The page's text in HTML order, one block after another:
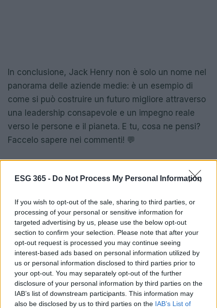
ESG 365 - Do Not Process My Personal Information
If you wish to opt-out of the sale, sharing to third parties, or
processing of your personal or sensitive information for
targeted advertising by us, please use the below opt-out
section to confirm your selection. Please note that after your
opt-out request is processed you may continue seeing
interest-based ads based on personal information utilized by
us or personal information disclosed to third parties prior to
your opt-out. You may separately opt-out of the further
disclosure of your personal information by third parties on the
IAB’s list of downstream participants. This information may
also be disclosed by us to third parties on the IAB’s List of
In conclusione, Jack Henry non è solo un nome nel
panorama delle aziende medie: è un esempio di
come si può costruire un futuro migliore attraverso
una leadership consapevole e un impegno reale
verso le persone e il pianeta. E tu, cosa ne pensi?
Faccelo sapere nei commenti! 💬
AUTORE